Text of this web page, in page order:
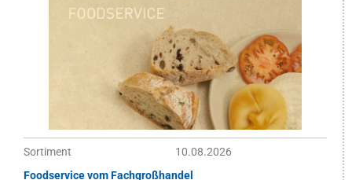
Sortiment
10.08.2026
Foodservice vom Fachgroßhandel